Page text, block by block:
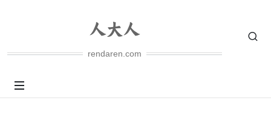
rendaren.com